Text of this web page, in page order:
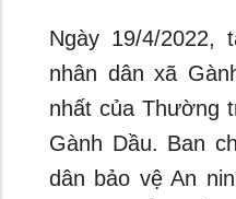
Ngày 19/4/2022,
nhân dân xã
nhất của Thường
Gành Dầu. Ban
dân bảo vệ An